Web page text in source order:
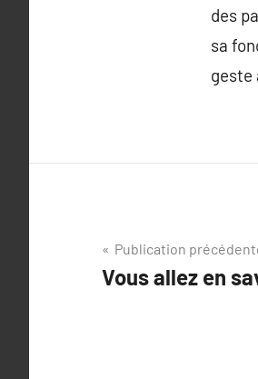
des
sa
geste
Navigation
de
Publication
Vous allez en